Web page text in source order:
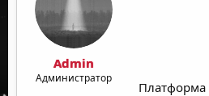
м
а
л
а
Admin
Администратор
Платформа